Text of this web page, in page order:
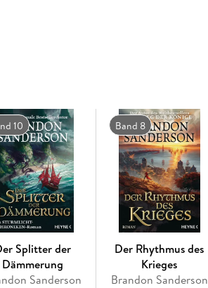
10
Splitter der
Dämmerung
Sanderson
Band 8
Der Rhythmus des
Krieges
Brandon Sanderson